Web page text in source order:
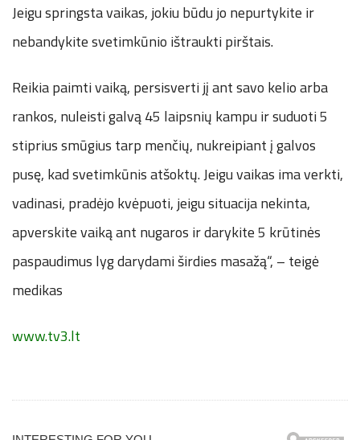
Jeigu springsta vaikas, jokiu būdu jo nepurtykite ir
nebandykite svetimkūnio ištraukti pirštais.
Reikia paimti vaiką, persisverti jį ant savo kelio arba
rankos, nuleisti galvą 45 laipsnių kampu ir suduoti 5
stiprius smūgius tarp menčių, nukreipiant į galvos
pusę, kad svetimkūnis atšoktų. Jeigu vaikas ima verkti,
vadinasi, pradėjo kvėpuoti, jeigu situacija nekinta,
apverskite vaiką ant nugaros ir darykite 5 krūtinės
paspaudimus lyg darydami širdies masažą“, – teigė
medikas
www.tv3.lt